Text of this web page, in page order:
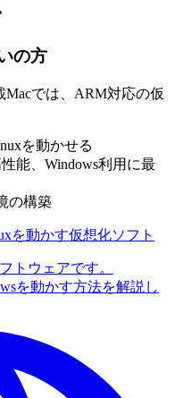
の方
Macでは、ARM対応の仮
を動かせる
性能、Windows利用に最
の構築
を動かす仮想化ソフト
トウェアです。
を動かす方法を解説し